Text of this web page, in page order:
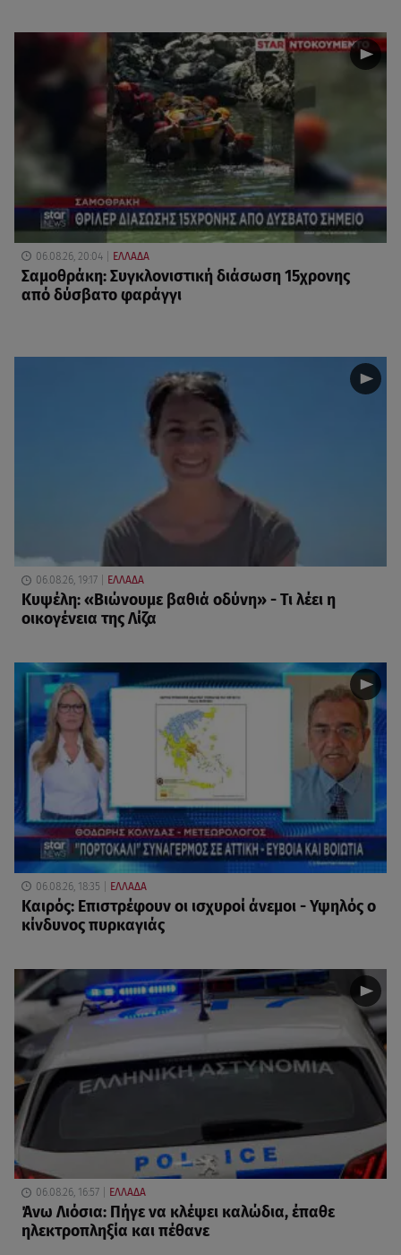
06.08.26, 20:04 ΕΛΛΑΔΑ
Σαμοθράκη: Συγκλονιστική διάσωση 15χρονης
από δύσβατο φαράγγι
06.08.26, 19:17 ΕΛΛΑΔΑ
Κυψέλη: «Βιώνουμε βαθιά οδύνη» - Τι λέει η
οικογένεια της Λίζα
06.08.26, 18:35 ΕΛΛΑΔΑ
Καιρός: Επιστρέφουν οι ισχυροί άνεμοι - Υψηλός ο
κίνδυνος πυρκαγιάς
06.08.26, 16:57 ΕΛΛΑΔΑ
Άνω Λιόσια: Πήγε να κλέψει καλώδια, έπαθε
ηλεκτροπληξία και πέθανε